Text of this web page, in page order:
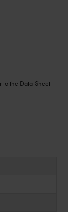
to the Data Sheet